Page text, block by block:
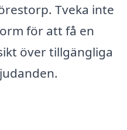
Tveka inte
för att få en
över tillgängliga